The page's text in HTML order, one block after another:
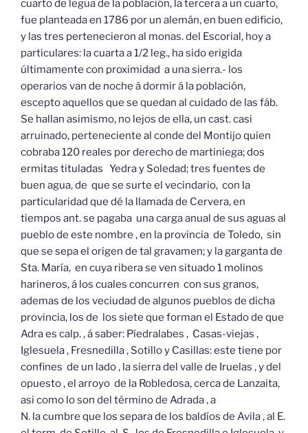
cuarto de legua de la población, la tercera a un cuarto,
fue planteada en 1786 por un alemán, en buen edificio,
y las tres pertenecieron al monas. del Escorial, hoy a
particulares: la cuarta a 1/2 leg., ha sido erigida
últimamente con proximidad a una sierra.- los
operarios van de noche á dormir á la población,
escepto aquellos que se quedan al cuidado de las fáb.
Se hallan asimismo, no lejos de ella, un cast. casi
arruinado, perteneciente al conde del Montijo quien
cobraba 120 reales por derecho de martiniega; dos
ermitas tituladas Yedra y Soledad; tres fuentes de
buen agua, de que se surte el vecindario, con la
particularidad que dé la llamada de Cervera, en
tiempos ant. se pagaba una carga anual de sus aguas al
pueblo de este nombre , en la provincia de Toledo, sin
que se sepa el origen de tal gravamen; y la garganta de
Sta. María, en cuya ribera se ven situado 1 molinos
harineros, á los cuales concurren con sus granos,
ademas de los veciudad de algunos pueblos de dicha
provincia, los de los siete que forman el Estado de que
Adra es calp. , á saber: Píedralabes , Casas-viejas ,
Iglesuela , Fresnedilla , Sotillo y Casillas: este tiene por
confines de un lado , la sierra del valle de Iruelas , y del
opuesto , el arroyo de la Robledosa, cerca de Lanzaita,
asi como lo son del término de Adrada , a
N. la cumbre que los separa de los baldíos de Avila , al E.